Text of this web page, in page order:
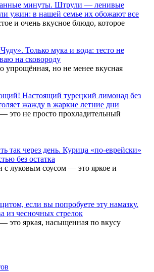
минуты. Штрули — ленивые
ужин: в нашей семье их обожают все
и очень вкусное блюдо, которое
Только мука и вода: тесто не
на сковороду
упрощённая, но не менее вкусная
Настоящий турецкий лимонад без
жажду в жаркие летние дни
это не просто прохладительный
так через день. Курица «по-еврейски»
без остатка
с луковым соусом — это яркое и
если вы попробуете эту намазку.
из чесночных стрелок
это яркая, насыщенная по вкусу